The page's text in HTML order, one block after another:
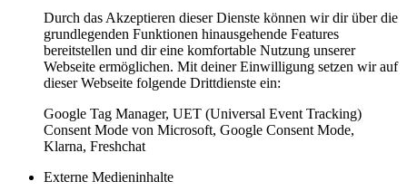
Durch das Akzeptieren dieser Dienste können wir dir über die
grundlegenden Funktionen hinausgehende Features
bereitstellen und dir eine komfortable Nutzung unserer
Webseite ermöglichen. Mit deiner Einwilligung setzen wir auf
dieser Webseite folgende Drittdienste ein:
Google Tag Manager, UET (Universal Event Tracking)
Consent Mode von Microsoft, Google Consent Mode,
Klarna, Freshchat
Externe Medieninhalte